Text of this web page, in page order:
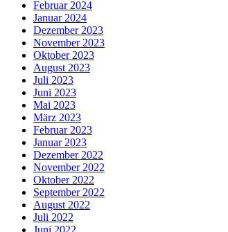
Februar 2024
Januar 2024
Dezember 2023
November 2023
Oktober 2023
August 2023
Juli 2023
Juni 2023
Mai 2023
März 2023
Februar 2023
Januar 2023
Dezember 2022
November 2022
Oktober 2022
September 2022
August 2022
Juli 2022
Juni 2022